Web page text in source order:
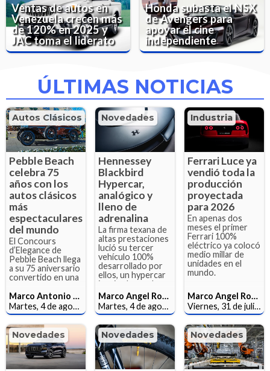
Ventas de autos en
Venezuela crecen más
de 120% en 2025 y
JAC toma el liderato
Honda subasta el NSX
de Avengers para
apoyar el cine
independiente
ÚLTIMAS NOTICIAS
Autos Clásicos
Pebble Beach
celebra 75
años con los
autos clásicos
más
espectaculares
del mundo
El Concours
d’Elegance de
Pebble Beach llega
a su 75 aniversario
convertido en una
celebraciones más
importantes del
automóvil clásico a
nivel mundial.
Marco Antonio Sarmiento Sanchez
Martes, 4 de agosto de 2026
Novedades
Hennessey
Blackbird
Hypercar,
analógico y
lleno de
adrenalina
La firma texana de
altas prestaciones
lució su tercer
vehículo 100%
desarrollado por
ellos, un hypercar
inspirado en el
Lockheed SR-71
Blackbird.
Marco Angel Robles Rodriguez
Martes, 4 de agosto de 2026
Industria
Ferrari Luce ya
vendió toda la
producción
proyectada
para 2026
En apenas dos
meses el primer
Ferrari 100%
eléctrico ya colocó
medio millar de
unidades en el
mundo.
Marco Angel Robles Rodriguez
Viernes, 31 de julio de 2026
Novedades Novedades Novedades